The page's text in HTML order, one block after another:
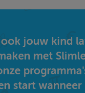
jouw kind
met
start wanneer